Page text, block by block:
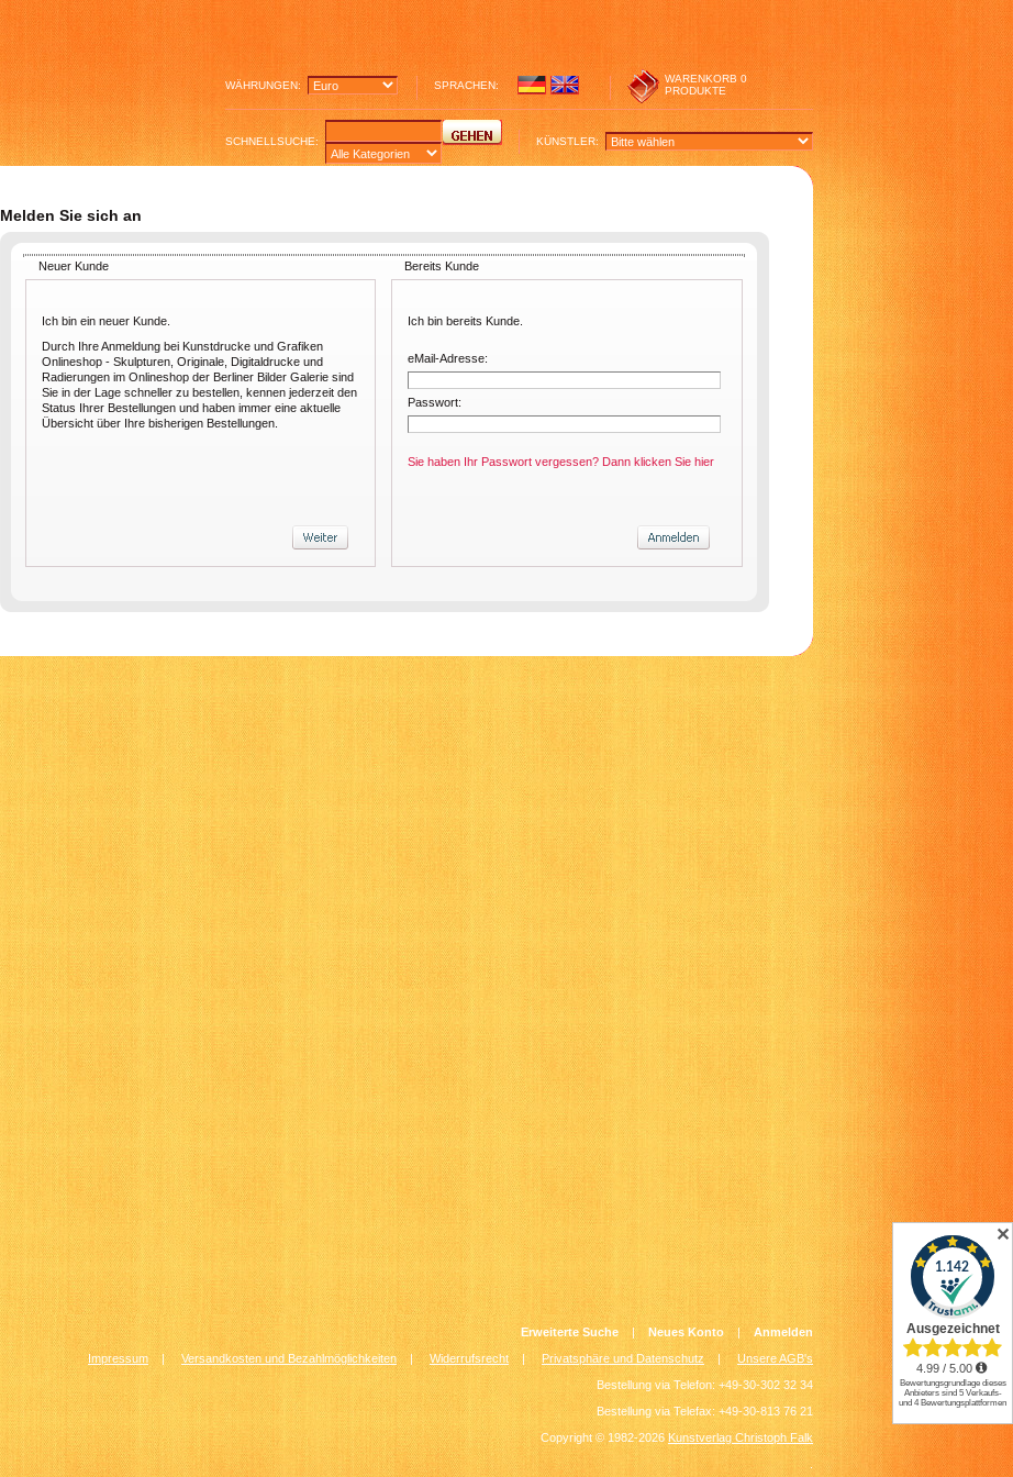
WÄHRUNGEN: SPRACHEN:
WARENKORB 0
PRODUKTE
SCHNELLSUCHE: KÜNSTLER:
Melden Sie sich an
Neuer Kunde Bereits Kunde
Ich bin ein neuer Kunde.
Durch Ihre Anmeldung bei Kunstdrucke und Grafiken
Onlineshop - Skulpturen, Originale, Digitaldrucke und
Radierungen im Onlineshop der Berliner Bilder Galerie sind
Sie in der Lage schneller zu bestellen, kennen jederzeit den
Status Ihrer Bestellungen und haben immer eine aktuelle
Übersicht über Ihre bisherigen Bestellungen.
Ich bin bereits Kunde.
eMail-Adresse:
Passwort:
Sie haben Ihr Passwort vergessen? Dann klicken Sie hier
Erweiterte Suche | Neues Konto | Anmelden
Impressum | Versandkosten und Bezahlmöglichkeiten|Widerrufsrecht | Privatsphäre und Datenschutz |Unsere AGB's
Bestellung via Telefon: +49-30-302 32 34
Bestellung via Telefax: +49-30-813 76 21
Copyright © 1982-2026 Kunstverlag Christoph Falk
✕